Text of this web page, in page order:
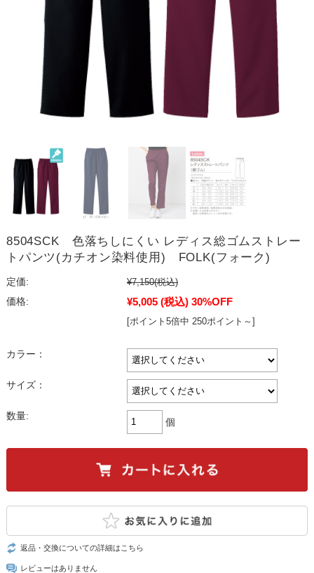
8504SCK 色落ちしにくい レディス総ゴムストレー
トパンツ(カチオン染料使用) FOLK(フォーク)
定価: ¥7,150(税込)
価格:
¥5,005 (税込) 30%OFF
[ポイント5倍中 250ポイント～]
カラー：
サイズ：
数量:
個
返品・交換についての詳細はこちら
レビューはありません